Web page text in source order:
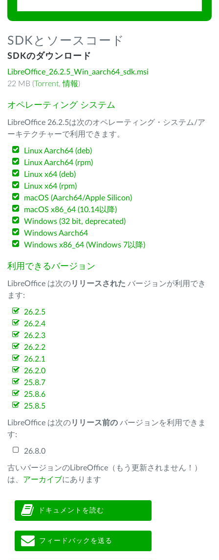
SDKとソースコード
SDKのダウンロード
LibreOffice_26.2.5_Win_aarch64_sdk.msi
22 MB (Torrent,情報)
オペレーティング システム
LibreOffice 26.2.5は次のオペレーティング・システム/ア
ーキテクチャーで利用できます。
Linux Aarch64 (deb)
Linux Aarch64 (rpm)
Linux x64 (deb)
Linux x64 (rpm)
macOS (Aarch64/Apple Silicon)
macOS x86_64 (10.14以降)
Windows (32 bit, deprecated)
Windows Aarch64
Windows x86_64 (Windows 7以降)
利用できるバージョン
LibreOffice は次のリリースされた バージョンが利用でき
ます:
26.2.5
26.2.4
26.2.3
26.2.2
26.2.1
26.2.0
25.8.7
25.8.6
25.8.5
LibreOffice は次のリリース前の バージョンを利用できま
す:
26.8.0
古いバージョンのLibreOffice（もう更新されません！）
は、 アーカイブにあります
ドキュメントを読む
フィードバックを送る